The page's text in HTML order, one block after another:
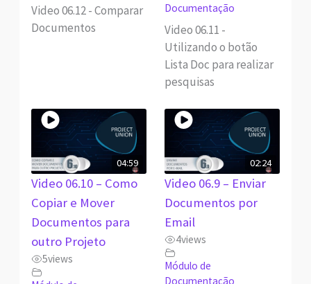
Video 06.12 - Comparar
Documentos
Documentação
Video 06.11 -
Utilizando o botão
Lista Doc para realizar
pesquisas
04:59
Video 06.10 – Como
Copiar e Mover
Documentos para
outro Projeto
5views
02:24
Video 06.9 – Enviar
Documentos por
Email
4views
Módulo de
Documentação